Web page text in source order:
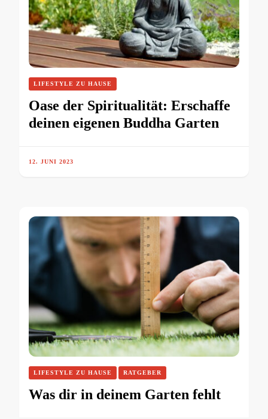
LIFESTYLE ZU HAUSE
Oase der Spiritualität: Erschaffe
deinen eigenen Buddha Garten
12. JUNI 2023
LIFESTYLE ZU HAUSE RATGEBER
Was dir in deinem Garten fehlt